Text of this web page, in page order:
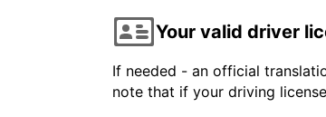
Your valid driver
If needed - an official
note that if your driving